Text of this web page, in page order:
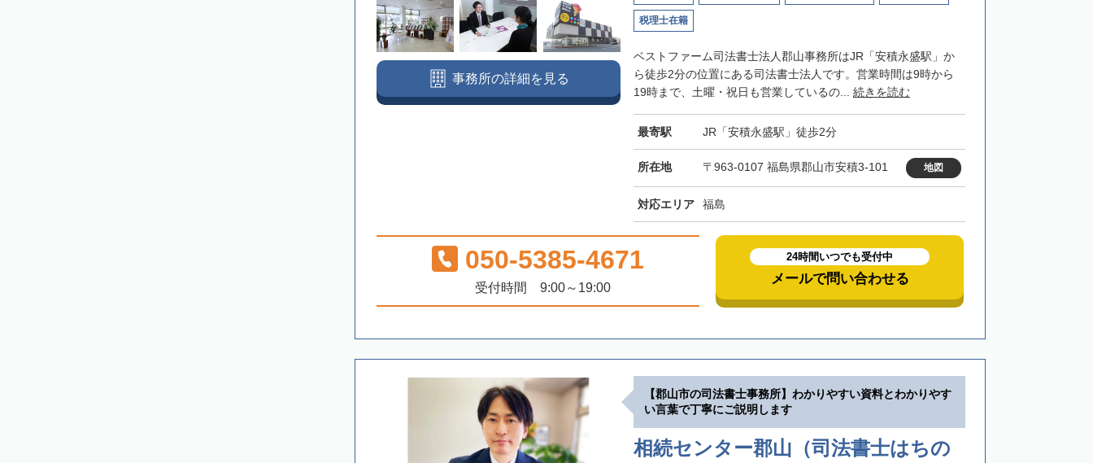
税理士在籍
ベストファーム司法書士法人郡山事務所はJR「安積永盛駅」か
ら徒歩2分の位置にある司法書士法人です。営業時間は9時から
19時まで、土曜・祝日も営業しているの... 続きを読む
最寄駅 JR「安積永盛駅」徒歩2分
所在地 〒963-0107 福島県郡山市安積3-101 地図
対応エリア 福島
事務所の詳細を見る
050-5385-4671
受付時間 9:00～19:00
24時間いつでも受付中
メールで問い合わせる
【郡山市の司法書士事務所】わかりやすい資料とわかりやす
い言葉で丁寧にご説明します
相続センター郡山（司法書士はちの